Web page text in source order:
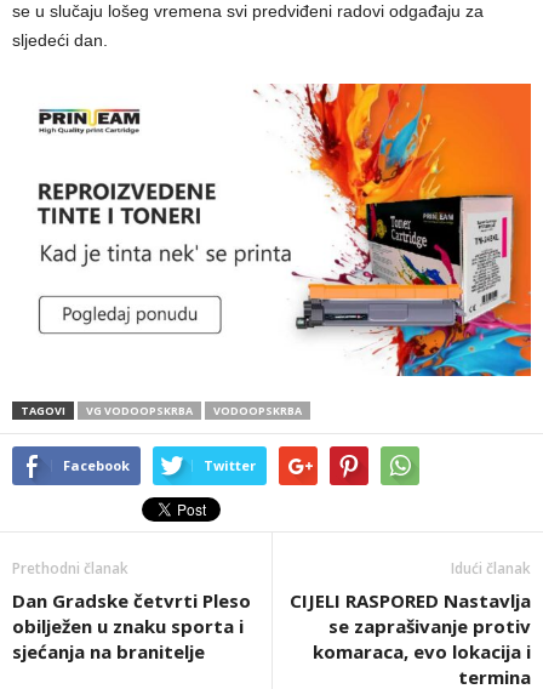
se u slučaju lošeg vremena svi predviđeni radovi odgađaju za
sljedeći dan.
TAGOVI VG VODOOPSKRBA VODOOPSKRBA
Facebook Twitter
Prethodni članak
Dan Gradske četvrti Pleso
obilježen u znaku sporta i
sjećanja na branitelje
Idući članak
CIJELI RASPORED Nastavlja
se zaprašivanje protiv
komaraca, evo lokacija i
termina